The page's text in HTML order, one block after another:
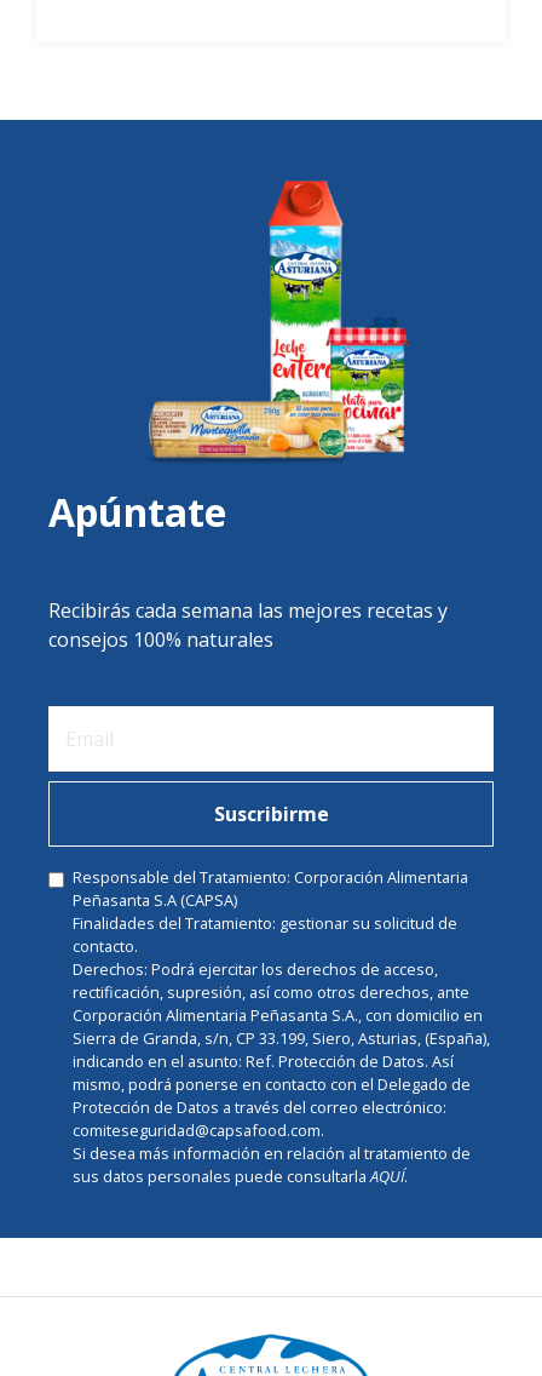
Apúntate
Recibirás cada semana las mejores recetas y
consejos 100% naturales
Suscribirme
Responsable del Tratamiento: Corporación Alimentaria
Peñasanta S.A (CAPSA)
Finalidades del Tratamiento: gestionar su solicitud de
contacto.
Derechos: Podrá ejercitar los derechos de acceso,
rectificación, supresión, así como otros derechos, ante
Corporación Alimentaria Peñasanta S.A., con domicilio en
Sierra de Granda, s/n, CP 33.199, Siero, Asturias, (España),
indicando en el asunto: Ref. Protección de Datos. Así
mismo, podrá ponerse en contacto con el Delegado de
Protección de Datos a través del correo electrónico:
comiteseguridad@capsafood.com.
Si desea más información en relación al tratamiento de
sus datos personales puede consultarlaAQUÍ.